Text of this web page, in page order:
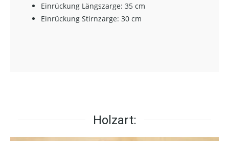
Einrückung Längszarge: 35 cm
Einrückung Stirnzarge: 30 cm
Holzart: